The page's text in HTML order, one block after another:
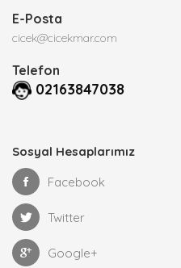
E-Posta
cicek@cicekmar.com
Telefon
02163847038
Sosyal Hesaplarımız
Facebook
Twitter
Google+